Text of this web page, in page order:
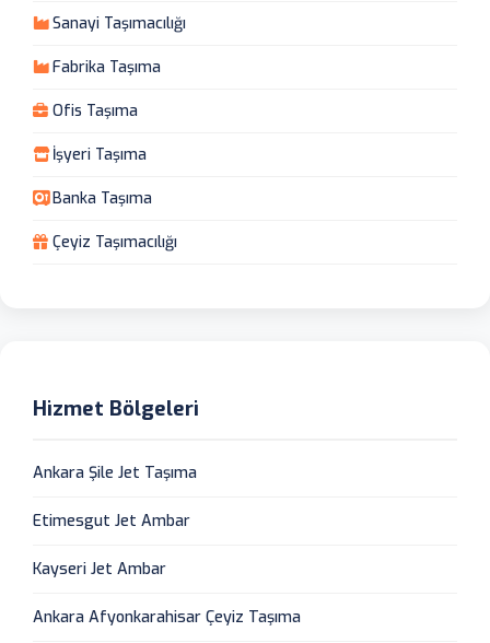
Sanayi Taşımacılığı
Fabrika Taşıma
Ofis Taşıma
İşyeri Taşıma
Banka Taşıma
Çeyiz Taşımacılığı
Hizmet Bölgeleri
Ankara Şile Jet Taşıma
Etimesgut Jet Ambar
Kayseri Jet Ambar
Ankara Afyonkarahisar Çeyiz Taşıma